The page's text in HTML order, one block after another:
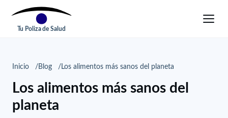
Tu Poliza de Salud
Inicio Blog Los alimentos más sanos del planeta
Los alimentos más sanos del
planeta